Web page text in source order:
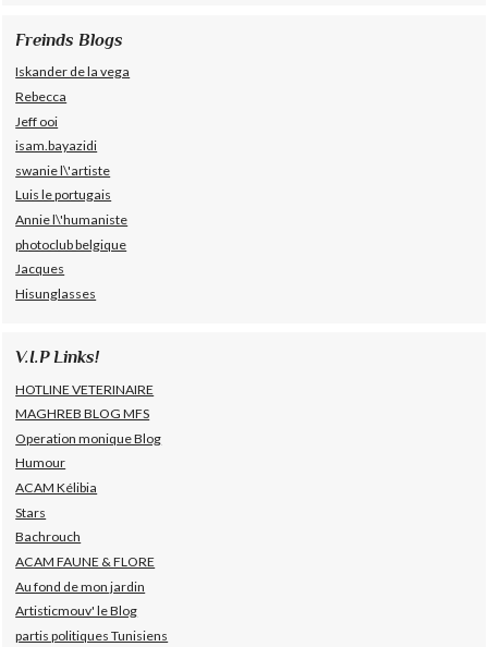
Freinds Blogs
Iskander de la vega
Rebecca
Jeff ooi
isam.bayazidi
swanie l\'artiste
Luis le portugais
Annie l\'humaniste
photoclub belgique
Jacques
Hisunglasses
V.I.P Links!
HOTLINE VETERINAIRE
MAGHREB BLOG MFS
Operation monique Blog
Humour
ACAM Kélibia
Stars
Bachrouch
ACAM FAUNE & FLORE
Au fond de mon jardin
Artisticmouv' le Blog
partis politiques Tunisiens